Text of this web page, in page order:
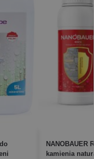
NANOBAUER
kamienia